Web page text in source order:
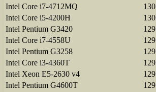
Intel Core i7-4712MQ
130
Intel Core i5-4200H
130
Intel Pentium G3420
129
Intel Core i7-4558U
129
Intel Pentium G3258
129
Intel Core i3-4360T
129
Intel Xeon E5-2630 v4
129
Intel Pentium G4600T
129